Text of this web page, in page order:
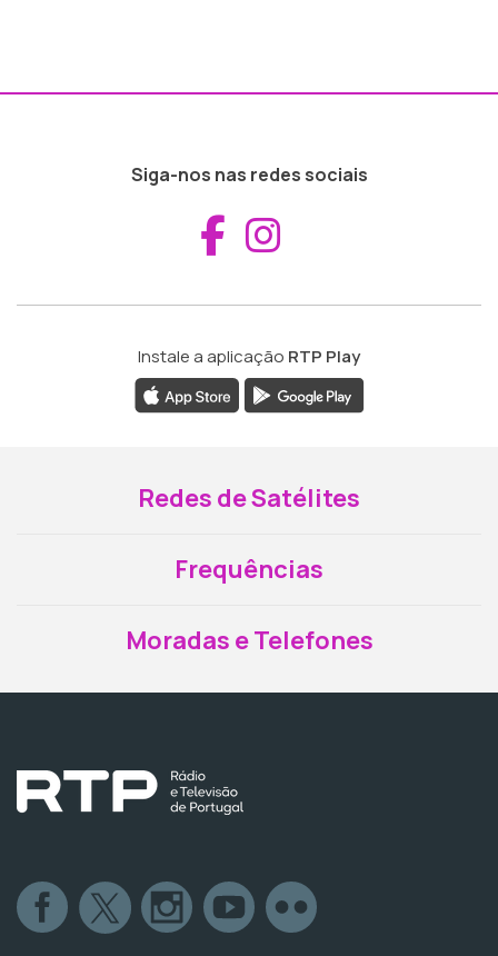
Siga-nos nas redes sociais
Aceder ao
Instale a aplicação RTP Play
Redes de Satélites
Frequências
Moradas e Telefones